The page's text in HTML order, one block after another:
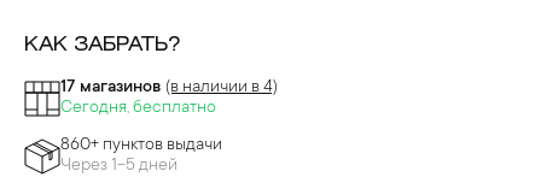
КАК ЗАБРАТЬ?
17 магазинов (в наличии в 4)
Сегодня, бесплатно
860+ пунктов выдачи
Через 1-5 дней